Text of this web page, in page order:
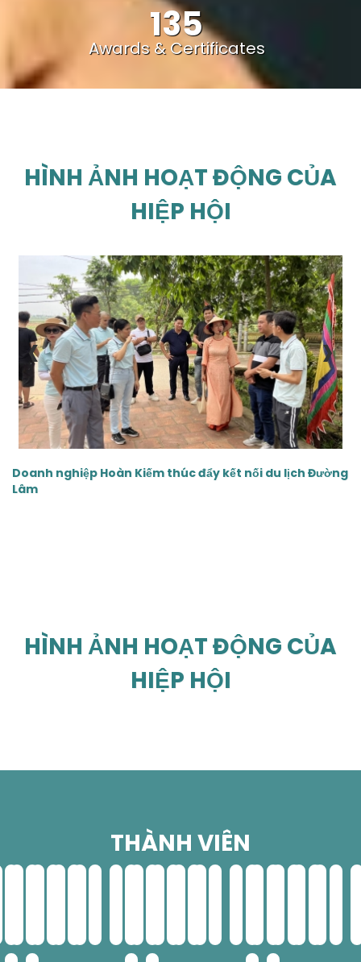
135
Awards & Certificates
HÌNH ẢNH HOẠT ĐỘNG CỦA
HIỆP HỘI
Doanh nghiệp Hoàn Kiếm thúc đẩy kết nối du lịch Đường
Lâm
‹ ›
HÌNH ẢNH HOẠT ĐỘNG CỦA
HIỆP HỘI
THÀNH VIÊN